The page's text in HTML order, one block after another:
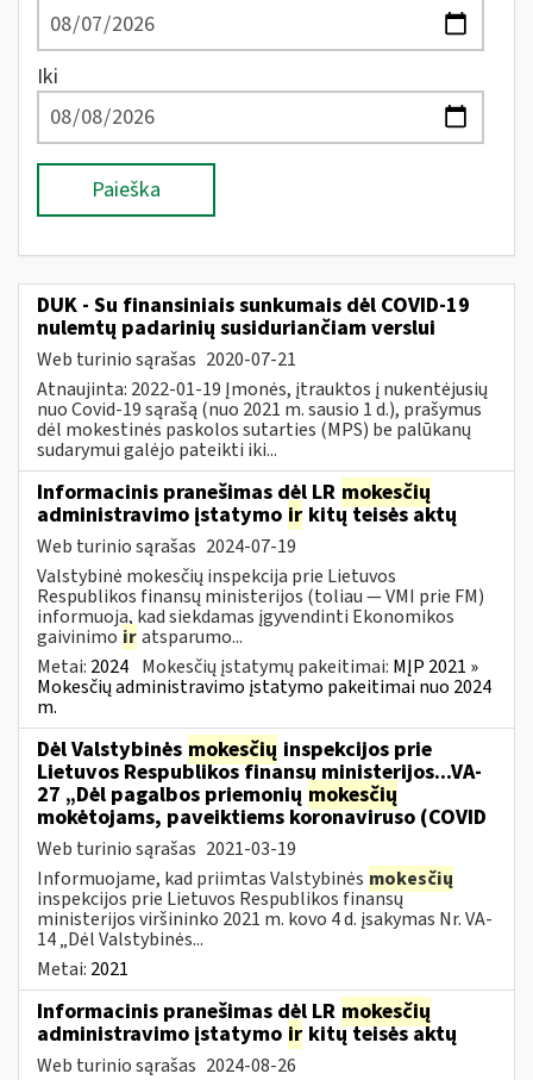
Iki
Paieška
DUK - Su finansiniais sunkumais dėl COVID-19
nulemtų padarinių susiduriančiam verslui
Web turinio sąrašas 2020-07-21
Atnaujinta: 2022-01-19 Įmonės, įtrauktos į nukentėjusių
nuo Covid-19 sąrašą (nuo 2021 m. sausio 1 d.), prašymus
dėl mokestinės paskolos sutarties (MPS) be palūkanų
sudarymui galėjo pateikti iki...
Informacinis pranešimas dėl LR mokesčių
administravimo įstatymo ir kitų teisės aktų
Web turinio sąrašas 2024-07-19
Valstybinė mokesčių inspekcija prie Lietuvos
Respublikos finansų ministerijos (toliau — VMI prie FM)
informuoja, kad siekdamas įgyvendinti Ekonomikos
gaivinimo iratsparumo...
Metai: 2024 Mokesčių įstatymų pakeitimai: MĮP 2021 »
Mokesčių administravimo įstatymo pakeitimai nuo 2024
m.
Dėl Valstybinės mokesčių inspekcijos prie
Lietuvos Respublikos finansų ministerijos...VA-
27 „Dėl pagalbos priemonių mokesčių
mokėtojams, paveiktiems koronaviruso (COVID
Web turinio sąrašas 2021-03-19
Informuojame, kad priimtas Valstybinės mokesčių
inspekcijos prie Lietuvos Respublikos finansų
ministerijos viršininko 2021 m. kovo 4 d. įsakymas Nr. VA-
14 „Dėl Valstybinės...
Metai: 2021
Informacinis pranešimas dėl LR mokesčių
administravimo įstatymo ir kitų teisės aktų
Web turinio sąrašas 2024-08-26